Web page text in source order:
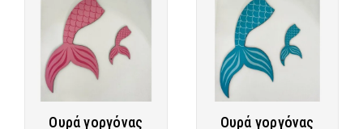
Ουρά γοργόνας
Ουρά γοργόνας